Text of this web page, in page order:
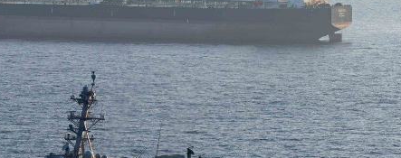
Kore’den sert karar
Galatasaray’dan bakın ne istedi